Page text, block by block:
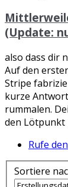
(Update:
also dass dir
Auf den
Stripe
kurze
rummalen.
den Lötpunkt
Rufe
Sortiere